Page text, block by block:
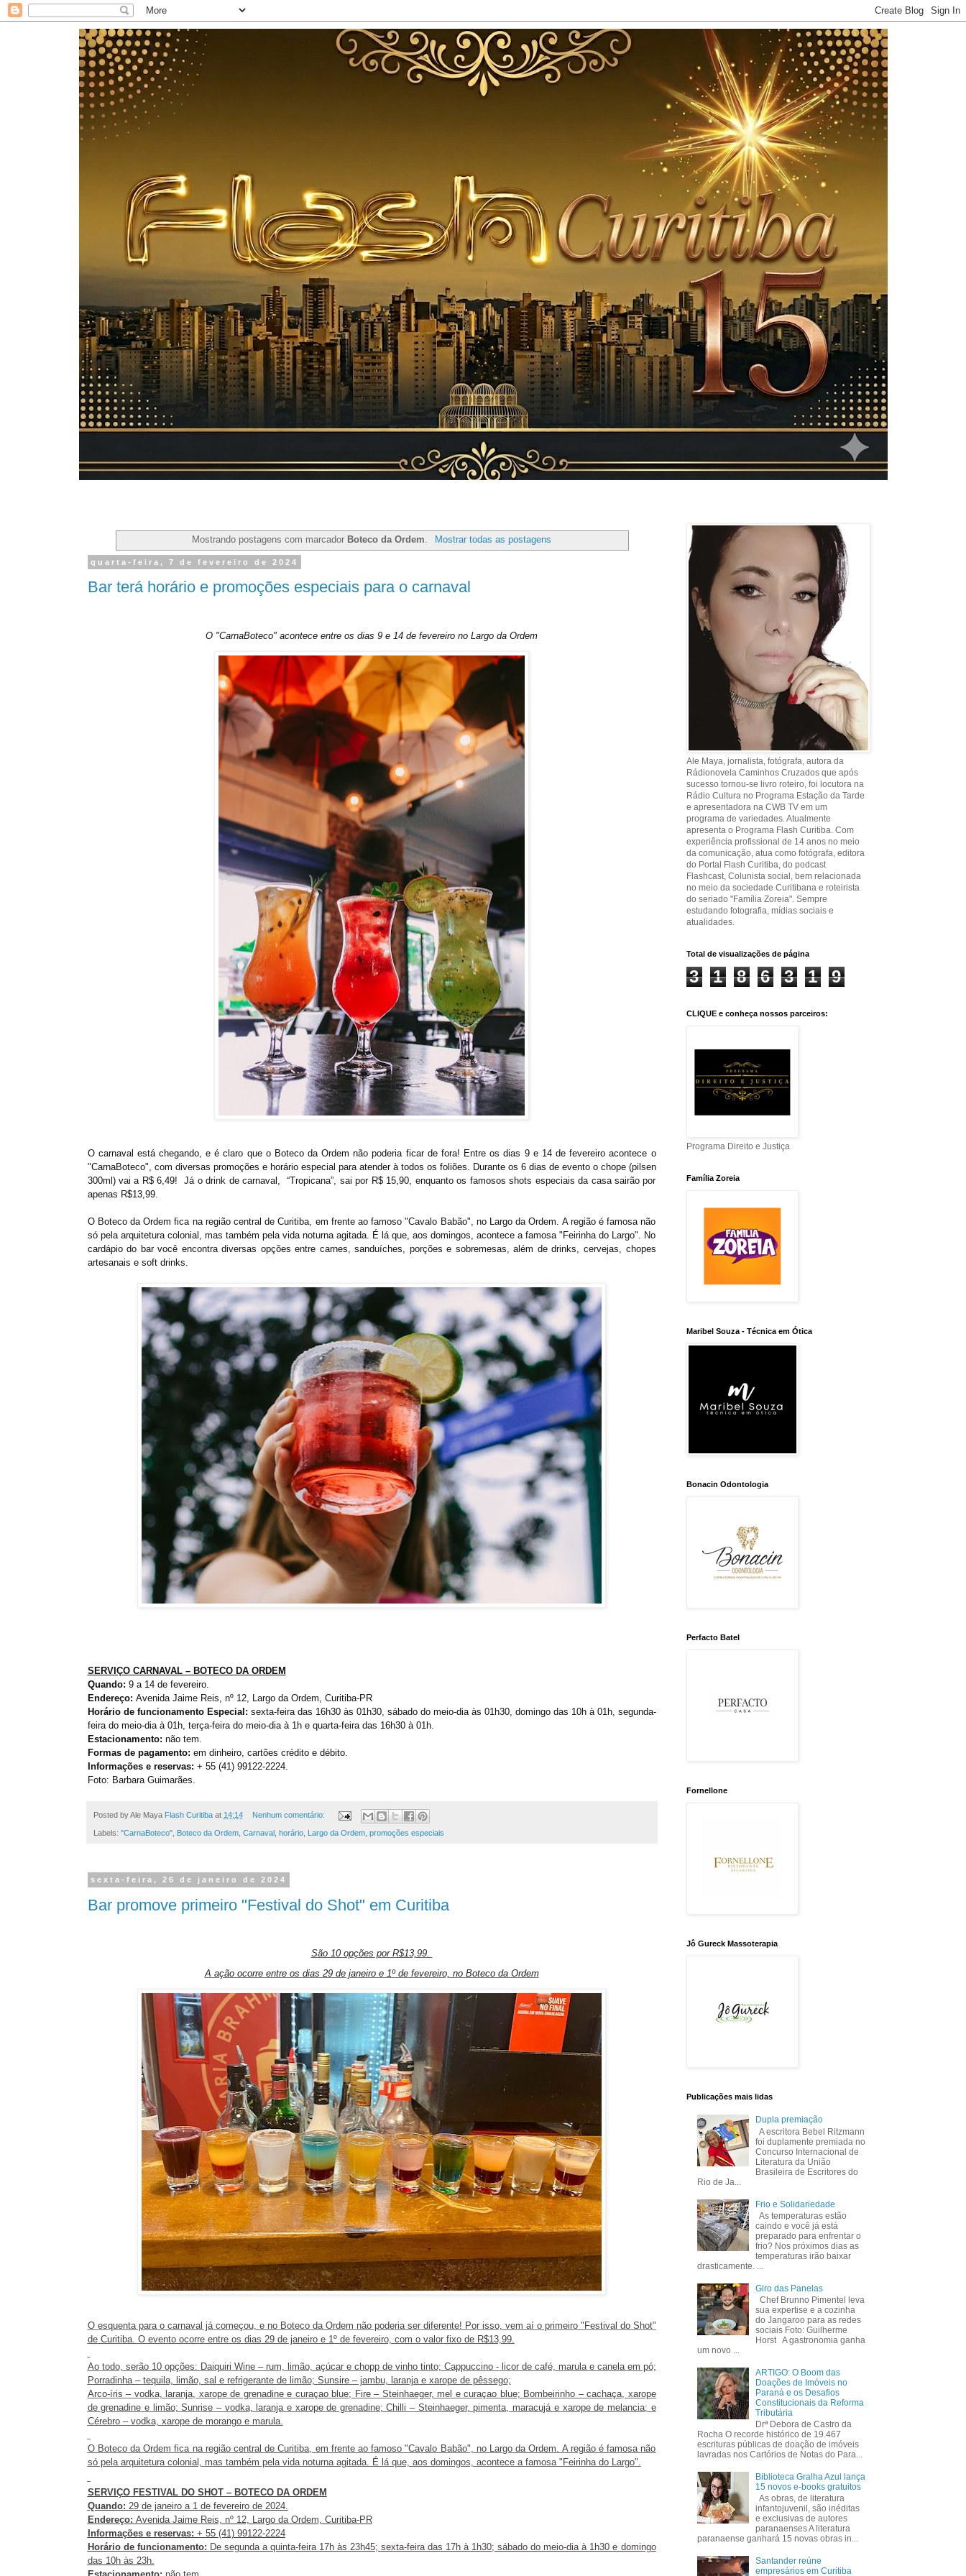
Mostrando postagens com marcador Boteco da Ordem Mostrar todas as postagens
quarta-feira, 7 de fevereiro de 2024
Bar terá horário e promoções especiais para o carnaval
O "CarnaBoteco" acontece entre os dias 9 e 14 de fevereiro no Largo da Ordem
O carnaval está chegando, e é claro que o Boteco da Ordem não poderia ficar de fora! Entre os dias 9 e 14 de fevereiro acontece o
"CarnaBoteco", com diversas promoções e horário especial para atender à todos os foliões. Durante os 6 dias de evento o chope (pilsen
300ml) vai a R$ 6,49! Já o drink de carnaval, “Tropicana”, sai por R$ 15,90, enquanto os famosos shots especiais da casa sairão por
apenas R$13,99.
O Boteco da Ordem fica na região central de Curitiba, em frente ao famoso "Cavalo Babão", no Largo da Ordem. A região é famosa não
só pela arquitetura colonial, mas também pela vida noturna agitada. É lá que, aos domingos, acontece a famosa "Feirinha do Largo". No
cardápio do bar você encontra diversas opções entre carnes, sanduíches, porções e sobremesas, além de drinks, cervejas, chopes
artesanais e soft drinks.
SERVIÇO CARNAVAL – BOTECO DA ORDEM
Quando: 9 a 14 de fevereiro.
Endereço: Avenida Jaime Reis, nº 12, Largo da Ordem, Curitiba-PR
Horário de funcionamento Especial: sexta-feira das 16h30 às 01h30, sábado do meio-dia às 01h30, domingo das 10h à 01h, segunda-
feira do meio-dia à 01h, terça-feira do meio-dia à 1h e quarta-feira das 16h30 à 01h.
Estacionamento: não tem.
Formas de pagamento: em dinheiro, cartões crédito e débito.
Informações e reservas: + 55 (41) 99122-2224.
Foto: Barbara Guimarães.
Posted by Ale Maya Flash Curitiba at 14:14 Nenhum comentário:
Labels: "CarnaBoteco", Boteco da Ordem, Carnaval, horário, Largo da Ordem, promoções especiais
sexta-feira, 26 de janeiro de 2024
Bar promove primeiro "Festival do Shot" em Curitiba
São 10 opções por R$13,99.
A ação ocorre entre os dias 29 de janeiro e 1º de fevereiro, no Boteco da Ordem
O esquenta para o carnaval já começou, e no Boteco da Ordem não poderia ser diferente! Por isso, vem aí o primeiro "Festival do Shot"
de Curitiba. O evento ocorre entre os dias 29 de janeiro e 1º de fevereiro, com o valor fixo de R$13,99.
Ao todo, serão 10 opções: Daiquiri Wine – rum, limão, açúcar e chopp de vinho tinto; Cappuccino - licor de café, marula e canela em pó;
Porradinha – tequila, limão, sal e refrigerante de limão; Sunsire – jambu, laranja e xarope de pêssego;
Arco-íris – vodka, laranja, xarope de grenadine e curaçao blue; Fire – Steinhaeger, mel e curaçao blue; Bombeirinho – cachaça, xarope
de grenadine e limão; Sunrise – vodka, laranja e xarope de grenadine; Chilli – Steinhaeger, pimenta, maracujá e xarope de melancia; e
Cérebro – vodka, xarope de morango e marula.
O Boteco da Ordem fica na região central de Curitiba, em frente ao famoso "Cavalo Babão", no Largo da Ordem. A região é famosa não
só pela arquitetura colonial, mas também pela vida noturna agitada. É lá que, aos domingos, acontece a famosa "Feirinha do Largo".
SERVIÇO FESTIVAL DO SHOT – BOTECO DA ORDEM
Quando: 29 de janeiro a 1 de fevereiro de 2024.
Endereço: Avenida Jaime Reis, nº 12, Largo da Ordem, Curitiba-PR
Informações e reservas: + 55 (41) 99122-2224
Horário de funcionamento: De segunda a quinta-feira 17h às 23h45; sexta-feira das 17h à 1h30; sábado do meio-dia à 1h30 e domingo
das 10h às 23h.
Ale Maya, jornalista, fotógrafa, autora da
Rádionovela Caminhos Cruzados que após
sucesso tornou-se livro roteiro, foi locutora na
Rádio Cultura no Programa Estação da Tarde
e apresentadora na CWB TV em um
programa de variedades. Atualmente
apresenta o Programa Flash Curitiba. Com
experiência profissional de 14 anos no meio
da comunicação, atua como fotógrafa, editora
do Portal Flash Curitiba, do podcast
Flashcast, Colunista social, bem relacionada
no meio da sociedade Curitibana e roteirista
do seriado "Família Zoreia". Sempre
estudando fotografia, mídias sociais e
atualidades.
Total de visualizações de página
3 1 8 6 3 1 9
CLIQUE e conheça nossos parceiros:
Programa Direito e Justiça
Família Zoreia
Maribel Souza - Técnica em Ótica
Bonacin Odontologia
Perfacto Batel
Fornellone
Jô Gureck Massoterapia
Publicações mais lidas
Dupla premiação
A escritora Bebel Ritzmann
foi duplamente premiada no
Concurso Internacional de
Literatura da União
Brasileira de Escritores do
Rio de Ja...
Frio e Solidariedade
As temperaturas estão
caindo e você já está
preparado para enfrentar o
frio? Nos próximos dias as
temperaturas irão baixar
drasticamente. ...
Giro das Panelas
Chef Brunno Pimentel leva
sua expertise e a cozinha
do Jangaroo para as redes
sociais Foto: Guilherme
Horst A gastronomia ganha
um novo ...
ARTIGO: O Boom das
Doações de Imóveis no
Paraná e os Desafios
Constitucionais da Reforma
Tributária
Drª Debora de Castro da
Rocha O recorde histórico de 19.467
escrituras públicas de doação de imóveis
lavradas nos Cartórios de Notas do Para...
Biblioteca Gralha Azul lança
15 novos e-books gratuitos
As obras, de literatura
infantojuvenil, são inéditas
e exclusivas de autores
paranaenses A literatura
paranaense ganhará 15 novas obras in...
Santander reúne
empresários em Curitiba